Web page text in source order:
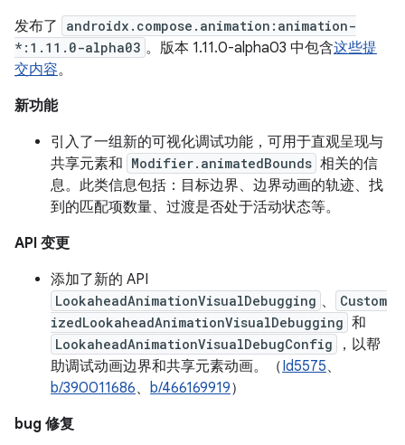
发布了
androidx.compose.animation:animation-
*:1.11.0-alpha03 。版本 1.11.0-alpha03 中包含这些提
交内容。
新功能
引入了一组新的可视化调试功能，可用于直观呈现与
共享元素和 Modifier.animatedBounds 相关的信
息。此类信息包括：目标边界、边界动画的轨迹、找
到的匹配项数量、过渡是否处于活动状态等。
API 变更
添加了新的 API
LookaheadAnimationVisualDebugging 、
Custom
izedLookaheadAnimationVisualDebugging 和
LookaheadAnimationVisualDebugConfig
，以帮
助调试动画边界和共享元素动画。（Id5575、
b/390011686、 b/466169919）
bug 修复